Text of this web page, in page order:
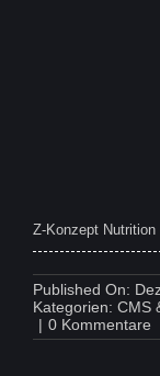
Z-Konzept Nutrition
Published On:
Kategorien: CMS
| 0 Kommentareon